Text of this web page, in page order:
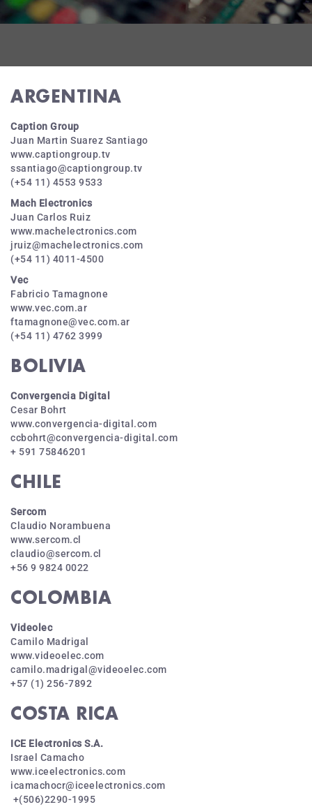
ARGENTINA
Caption Group
Juan Martin Suarez Santiago
www.captiongroup.tv
ssantiago@captiongroup.tv
(+54 11) 4553 9533
Mach Electronics
Juan Carlos Ruiz
www.machelectronics.com
jruiz@machelectronics.com
(+54 11) 4011-4500
Vec
Fabricio Tamagnone
www.vec.com.ar
ftamagnone@vec.com.ar
(+54 11) 4762 3999
BOLIVIA
Convergencia Digital
Cesar Bohrt
www.convergencia-digital.com
ccbohrt@convergencia-digital.com
+ 591 75846201
CHILE
Sercom
Claudio Norambuena
www.sercom.cl
claudio@sercom.cl
+56 9 9824 0022
COLOMBIA
Videolec
Camilo Madrigal
www.videoelec.com
camilo.madrigal@videoelec.com
+57 (1) 256-7892
COSTA RICA
ICE Electronics S.A.
Israel Camacho
www.iceelectronics.com
icamachocr@iceelectronics.com
+(506)2290-1995